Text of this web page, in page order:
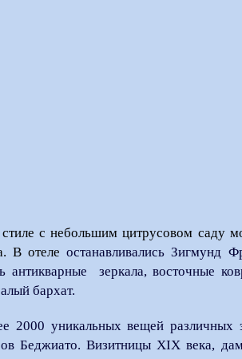
с небольшимцитрусовом саду
В отеле останавливались Зигмунд
антикварные зеркала, восточные
бархат.
2000 уникальных вещей различных
Беджиато. Визитницы XIX века,